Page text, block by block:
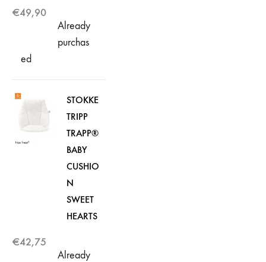
€49,90
Already
purchas
ed
STOKKE
TRIPP
TRAPP®
BABY
CUSHIO
N
SWEET
HEARTS
€42,75
Already